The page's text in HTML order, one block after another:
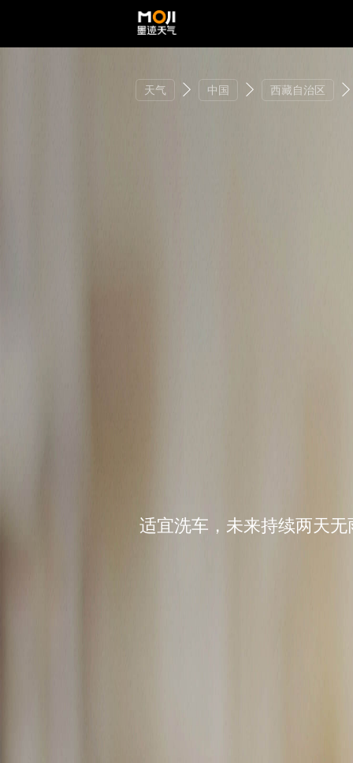
天气 中国 西藏自治区
适宜洗车，未来持续两天